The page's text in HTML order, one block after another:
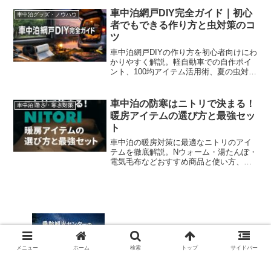
るでキャンピングカーのような快適空間
を作ることができます。ま...
車中泊グッズ・ノウハウ
車中泊網戸DIY完全ガイド｜初心
者でもできる作り方と虫対策のコ
ツ
車中泊網戸DIYの作り方を初心者向けにわ
かりやすく解説。軽自動車での自作ポイ
ント、100均アイテム活用術、夏の虫対
介します。
車中泊 暑さ・寒さ対策
車中泊の防寒はニトリで決まる！
暖房アイテムの選び方と最強セッ
ト
車中泊の暖房対策に最適なニトリのアイ
テムを徹底解説。Nウォーム・湯たんぽ・
電気毛布などおすすめ商品と使い方、安
乗鞍観光センターの車中泊ガイド｜駐車
場・トイレ・温泉情報も完全網羅
メニュー ホーム 検索 トップ サイドバー